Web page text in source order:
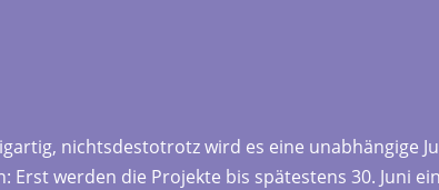
nichtsdestotrotz wird es eine unabhängige
werden die Projekte bis spätestens 30. Juni